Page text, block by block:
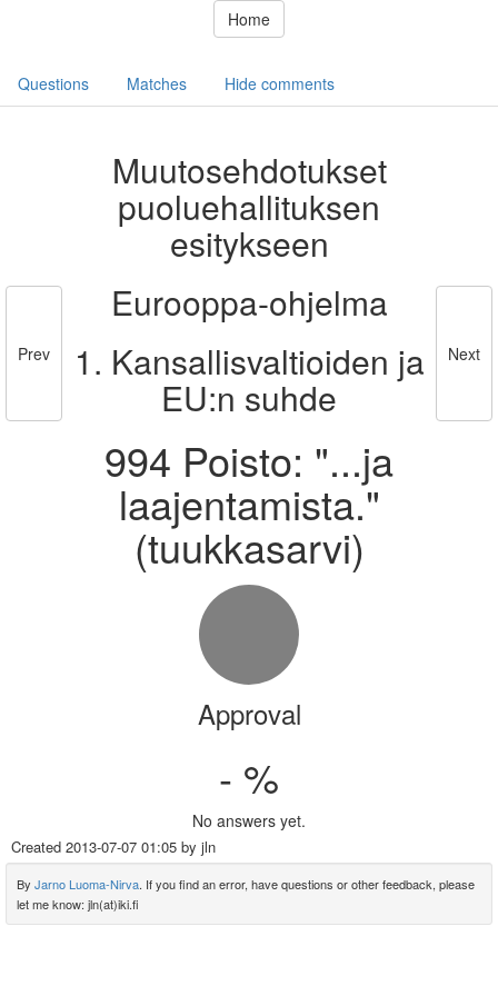
Home
Questions Matches Hide comments
Prev
Muutosehdotukset
puoluehallituksen
esitykseen
Eurooppa-ohjelma
1. Kansallisvaltioiden ja
EU:n suhde
994 Poisto: "...ja
laajentamista."
(tuukkasarvi)
Next
Approval
- %
No answers yet.
Created 2013-07-07 01:05 by jln
By Jarno Luoma-Nirva. If you find an error, have questions or other feedback, please
let me know: jln(at)iki.fi